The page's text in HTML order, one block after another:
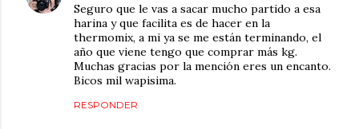
Seguro que le vas a sacar mucho partido a esa
harina y que facilita es de hacer en la
thermomix, a mi ya se me están terminando, el
año que viene tengo que comprar más kg.
Muchas gracias por la mención eres un encanto.
Bicos mil wapisima.
RESPONDER